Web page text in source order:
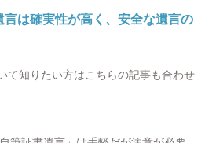
言は確実性が高く、安全な遺言の
て知りたい方はこちらの記事も合わせ